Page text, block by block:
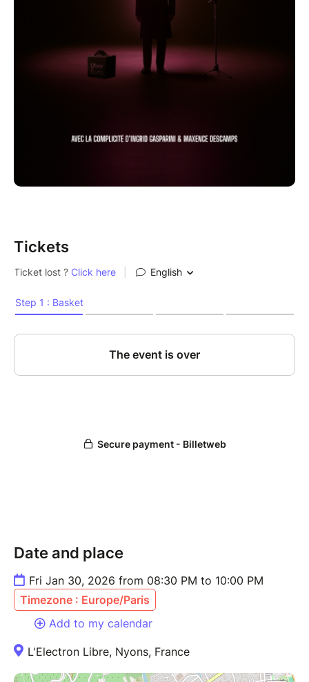
Tickets
Date and place
Fri Jan 30, 2026 from 08:30 PM to 10:00 PM
Timezone : Europe/Paris
Add to my calendar
L'Electron Libre, Nyons, France